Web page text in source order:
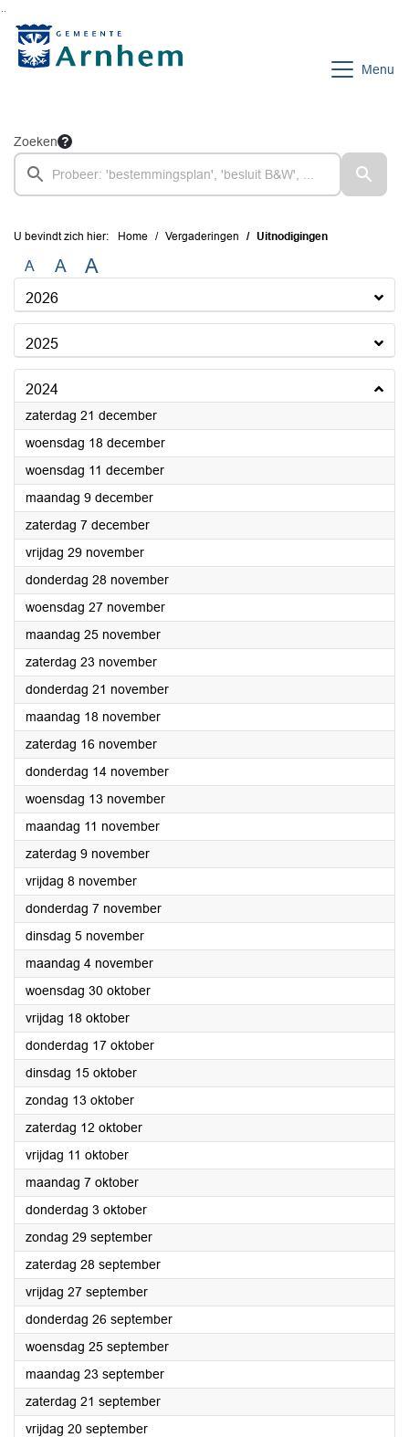
Menu
Zoeken
U bevindt zich hier: Home Vergaderingen Uitnodigingen
A A A
2026
2025
2024
zaterdag 21 december2024
woensdag 18 december2024
woensdag 11 december2024
maandag 9 december2024
zaterdag 7 december2024
vrijdag 29 november2024
donderdag 28 november2024
woensdag 27 november2024
maandag 25 november2024
zaterdag 23 november2024
donderdag 21 november2024
maandag 18 november2024
zaterdag 16 november2024
donderdag 14 november2024
woensdag 13 november2024
maandag 11 november2024
zaterdag 9 november2024
vrijdag 8 november2024
donderdag 7 november2024
dinsdag 5 november2024
maandag 4 november2024
woensdag 30 oktober2024
vrijdag 18 oktober2024
donderdag 17 oktober2024
dinsdag 15 oktober2024
zondag 13 oktober2024
zaterdag 12 oktober2024
vrijdag 11 oktober2024
maandag 7 oktober2024
donderdag 3 oktober2024
zondag 29 september2024
zaterdag 28 september2024
vrijdag 27 september2024
donderdag 26 september2024
woensdag 25 september2024
maandag 23 september2024
zaterdag 21 september2024
vrijdag 20 september2024